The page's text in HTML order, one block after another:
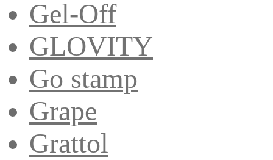
Gel-Off
GLOVITY
Go stamp
Grape
Grattol